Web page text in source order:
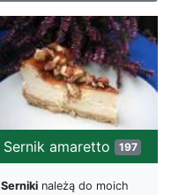
Sernik amaretto 197
Serniki należą do moich